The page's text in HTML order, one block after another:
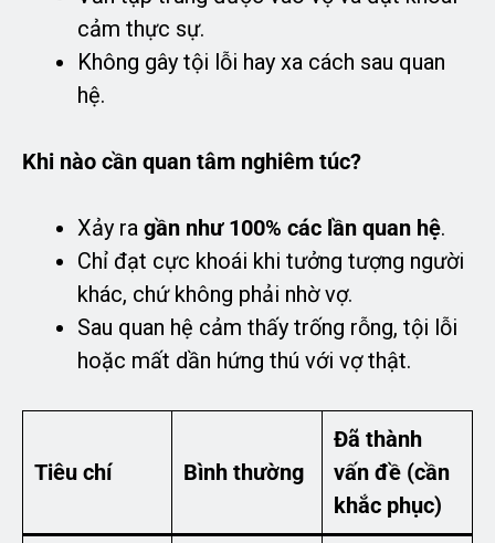
cảm thực sự.
Không gây tội lỗi hay xa cách sau quan
hệ.
Khi nào cần quan tâm nghiêm túc?
Xảy ra gần như 100% các lần quan hệ.
Chỉ đạt cực khoái khi tưởng tượng người
khác, chứ không phải nhờ vợ.
Sau quan hệ cảm thấy trống rỗng, tội lỗi
hoặc mất dần hứng thú với vợ thật.
Tiêu chí Bình thường
Đã thành
vấn đề (cần
khắc phục)